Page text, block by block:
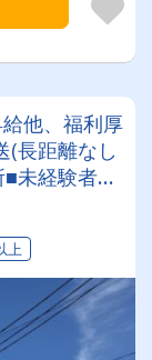
他、福利厚
長距離なし
未経験者・
得制度(大
上